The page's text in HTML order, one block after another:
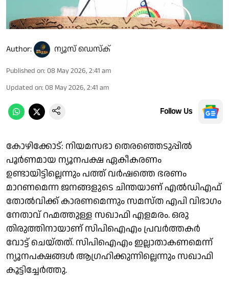
Author: ന്യൂസ് ഡെസ്ക്
Published on: 08 May 2026, 2:41 am
Updated on: 08 May 2026, 2:41 am
Follow Us
കോഴിക്കോട്: നിയമസഭാ തെരഞ്ഞെടുപ്പിൽ
പൂർണമായ ന്യൂനപക്ഷ ഏകീകരണം
ഉണ്ടായിട്ടില്ലെന്നും പത്ത് വർഷത്തെ ഭരണം
മാറണമെന്ന ജനങ്ങളുടെ ചിന്തയാണ് എൽഡിഎഫ്
തോൽവിക്ക് കാരണമെന്നും സമസ്ത എപി വിഭാഗം
നേതാവ് റഹ്മത്തുള്ള സഖാഫി എളമരം. ഒരു
തിരുത്തിനായാണ് സിപിഐഎം പ്രവർത്തകർ
വോട്ട് ചെയ്‌തത്. സിപിഐഎം ഇല്ലാതാകണമെന്ന്
ന്യൂനപക്ഷങ്ങൾ ആഗ്രഹിക്കുന്നില്ലെന്നും സഖാഫി
കൂട്ടിച്ചേർത്തു.